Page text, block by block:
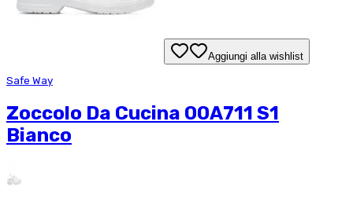
Aggiungi alla wishlist
Safe Way
Zoccolo Da Cucina 00A711 S1
Bianco